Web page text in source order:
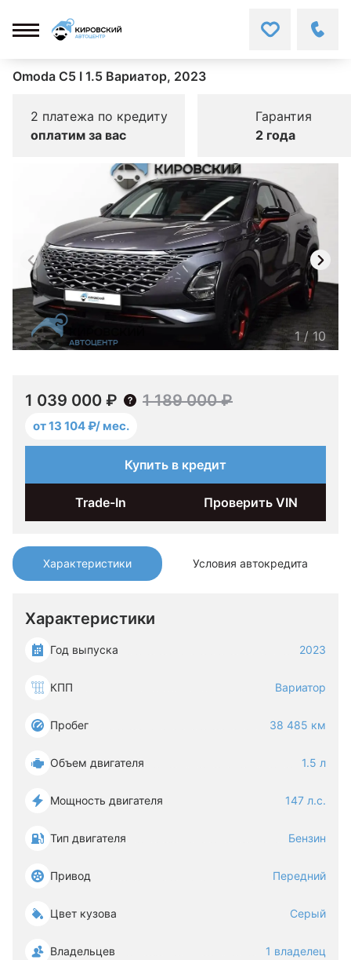
Omoda C5 I 1.5 Вариатор, 2023
2 платежа по кредиту
оплатим за вас
Гарантия
2 года
Характеристики Условия автокредита
Характеристики
Год выпуска 2023
КПП Вариатор
Пробег 38 485 км
Объем двигателя 1.5 л
Мощность двигателя 147 л.с.
Тип двигателя Бензин
Привод Передний
Цвет кузова Серый
Владельцев 1 владелец
1/ 10
1 039 000 ₽ 1 189 000 ₽
от 13 104 ₽/ мес.
Купить в кредит
Trade-In Проверить VIN